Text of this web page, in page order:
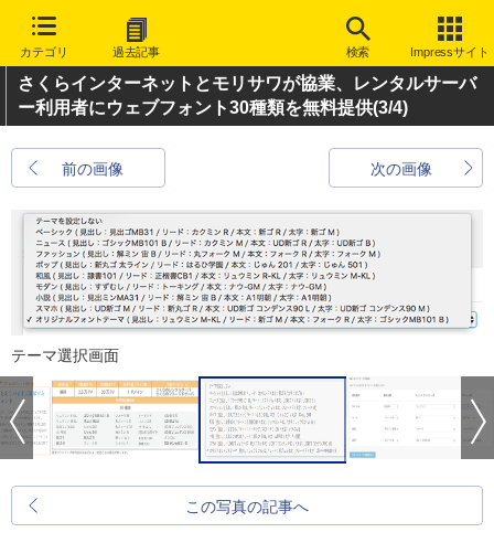
カテゴリ 過去記事 検索 Impressサイト
さくらインターネットとモリサワが協業、レンタルサーバ
ー利用者にウェブフォント30種類を無料提供(3/4)
前の画像 次の画像
テーマ選択画面
この写真の記事へ